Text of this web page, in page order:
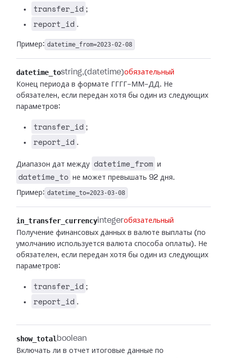
transfer_id ;
report_id .
Пример: datetime_from=2023-02-08
datetime_tostring (datetime)обязательный
Конец периода в формате ГГГГ-ММ-ДД. Не
обязателен, если передан хотя бы один из следующих
параметров:
transfer_id ;
report_id .
Диапазон дат между datetime_from и
datetime_to не может превышать 92 дня.
Пример: datetime_to=2023-03-08
in_transfer_currency integerобязательный
Получение финансовых данных в валюте выплаты (по
умолчанию используется валюта способа оплаты). Не
обязателен, если передан хотя бы один из следующих
параметров:
transfer_id ;
report_id .
show_total boolean
Включать ли в отчет итоговые данные по